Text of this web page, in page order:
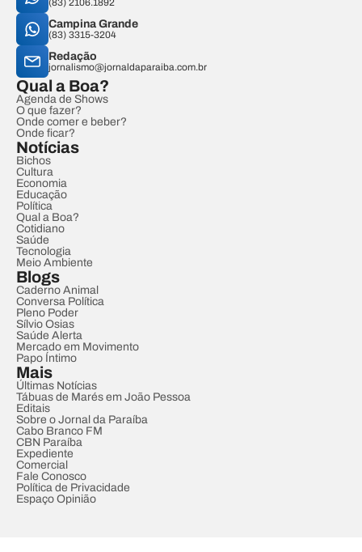
(83) 2106.1892
Campina Grande
(83) 3315-3204
Redação
jornalismo@jornaldaparaiba.com.br
Qual a Boa?
Agenda de Shows
O que fazer?
Onde comer e beber?
Onde ficar?
Notícias
Bichos
Cultura
Economia
Educação
Política
Qual a Boa?
Cotidiano
Saúde
Tecnologia
Meio Ambiente
Blogs
Caderno Animal
Conversa Política
Pleno Poder
Sílvio Osias
Saúde Alerta
Mercado em Movimento
Papo Íntimo
Mais
Últimas Notícias
Tábuas de Marés em João Pessoa
Editais
Sobre o Jornal da Paraíba
Cabo Branco FM
CBN Paraíba
Expediente
Comercial
Fale Conosco
Política de Privacidade
Espaço Opinião